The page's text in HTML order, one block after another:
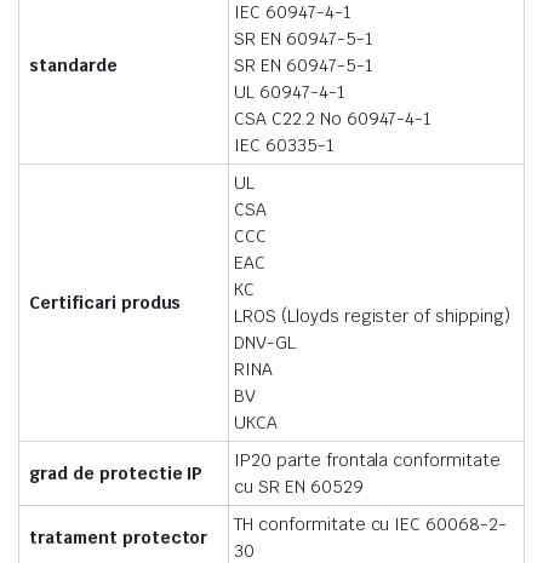
standarde
IEC 60947-4-1
SR EN 60947-5-1
SR EN 60947-5-1
UL 60947-4-1
CSA C22.2 No 60947-4-1
IEC 60335-1
Certificari produs
UL
CSA
CCC
EAC
KC
LROS (Lloyds register of shipping)
DNV-GL
RINA
BV
UKCA
grad de protectie IP
IP20 parte frontala conformitate
cu SR EN 60529
tratament protector
TH conformitate cu IEC 60068-2-
30